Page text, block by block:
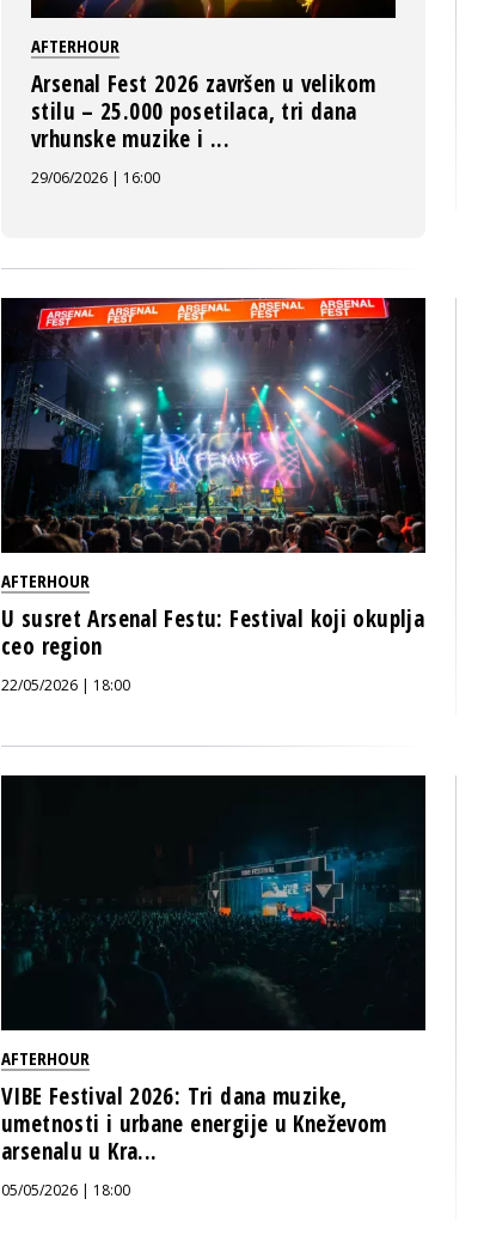
AFTERHOUR
Arsenal Fest 2026 završen u velikom
stilu – 25.000 posetilaca, tri dana
vrhunske muzike i ...
29/06/2026 | 16:00
AFTERHOUR
U susret Arsenal Festu: Festival koji okuplja
ceo region
22/05/2026 | 18:00
AFTERHOUR
VIBE Festival 2026: Tri dana muzike,
umetnosti i urbane energije u Kneževom
arsenalu u Kra...
05/05/2026 | 18:00